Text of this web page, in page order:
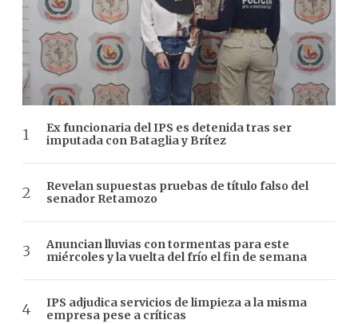
Ex funcionaria del IPS es detenida tras ser
imputada con Bataglia y Brítez
Revelan supuestas pruebas de título falso del
senador Retamozo
Anuncian lluvias con tormentas para este
miércoles y la vuelta del frío el fin de semana
IPS adjudica servicios de limpieza a la misma
empresa pese a críticas